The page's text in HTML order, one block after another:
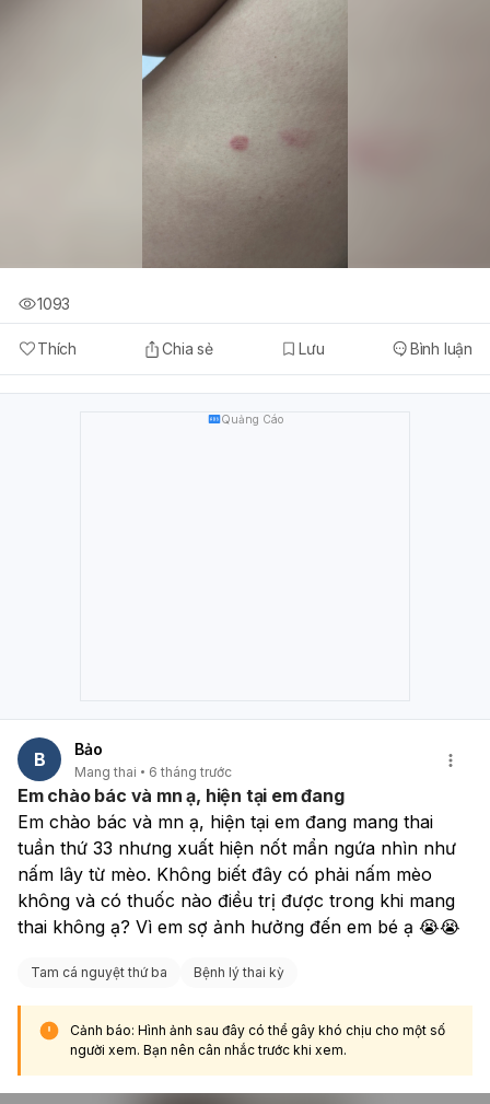
Thích Chia sẻ Lưu Bình luận
1093
Quảng Cáo
B Bảo
Mang thai 6 tháng trước
Em chào bác và mn ạ, hiện tại em đang
Em chào bác và mn ạ, hiện tại em đang mang thai
tuần thứ 33 nhưng xuất hiện nốt mẩn ngứa nhìn như
nấm lây từ mèo. Không biết đây có phải nấm mèo
không và có thuốc nào điều trị được trong khi mang
thai không ạ? Vì em sợ ảnh hưởng đến em bé ạ 😭😭
Tam cá nguyệt thứ ba Bệnh lý thai kỳ
Cảnh báo: Hình ảnh sau đây có thể gây khó chịu cho một số
người xem. Bạn nên cân nhắc trước khi xem.